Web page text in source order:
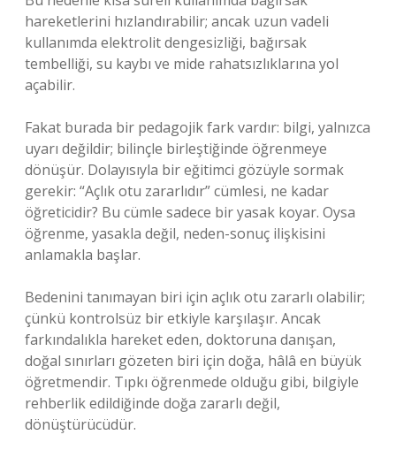
hareketlerini hızlandırabilir; ancak uzun vadeli
kullanımda elektrolit dengesizliği, bağırsak
tembelliği, su kaybı ve mide rahatsızlıklarına yol
açabilir.
Fakat burada bir pedagojik fark vardır: bilgi, yalnızca
uyarı değildir; bilinçle birleştiğinde öğrenmeye
dönüşür. Dolayısıyla bir eğitimci gözüyle sormak
gerekir: “Açlık otu zararlıdır” cümlesi, ne kadar
öğreticidir? Bu cümle sadece bir yasak koyar. Oysa
öğrenme, yasakla değil, neden-sonuç ilişkisini
anlamakla başlar.
Bedenini tanımayan biri için açlık otu zararlı olabilir;
çünkü kontrolsüz bir etkiyle karşılaşır. Ancak
farkındalıkla hareket eden, doktoruna danışan,
doğal sınırları gözeten biri için doğa, hâlâ en büyük
öğretmendir. Tıpkı öğrenmede olduğu gibi, bilgiyle
rehberlik edildiğinde doğa zararlı değil,
dönüştürücüdür.